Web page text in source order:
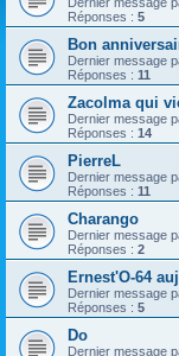
Réponses : 5
Bon
Dernier message
Réponses : 11
Zacolma qui
Dernier message
Réponses : 14
PierreL
Dernier message
Réponses : 11
Charango
Dernier message
Réponses : 2
Ernest'O-64
Dernier message
Réponses : 5
Do
Dernier message